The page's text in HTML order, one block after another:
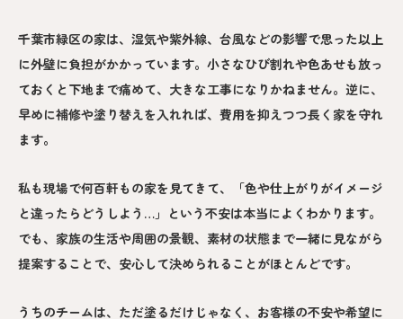
千葉市緑区の家は、湿気や紫外線、台風などの影響で思った以上
に外壁に負担がかかっています。小さなひび割れや色あせも放っ
ておくと下地まで痛めて、大きな工事になりかねません。逆に、
早めに補修や塗り替えを入れれば、費用を抑えつつ長く家を守れ
ます。
私も現場で何百軒もの家を見てきて、「色や仕上がりがイメージ
と違ったらどうしよう…」という不安は本当によくわかります。
でも、家族の生活や周囲の景観、素材の状態まで一緒に見ながら
提案することで、安心して決められることがほとんどです。
うちのチームは、ただ塗るだけじゃなく、お客様の不安や希望に